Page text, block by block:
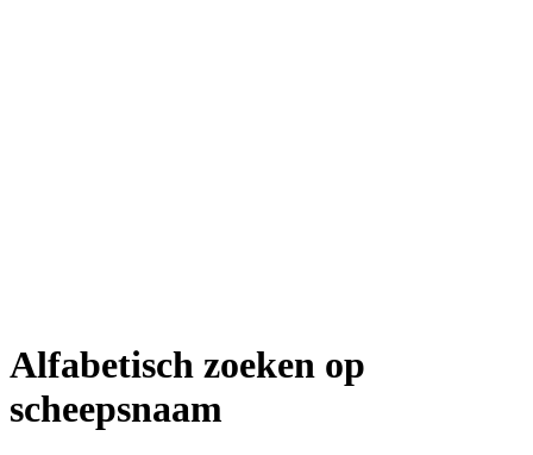
Alfabetisch zoeken op
scheepsnaam